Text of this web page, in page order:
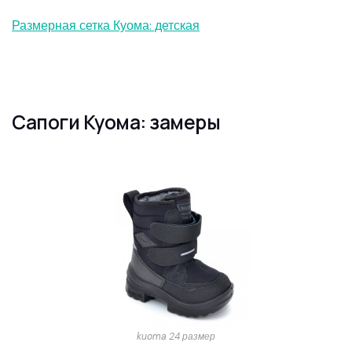
Размерная сетка Куома: детская
Сапоги Куома: замеры
kuoma 24 размер